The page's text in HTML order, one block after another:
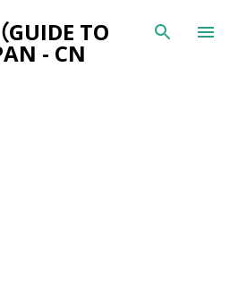
跳至主要内容
GUIDE TO
- CN